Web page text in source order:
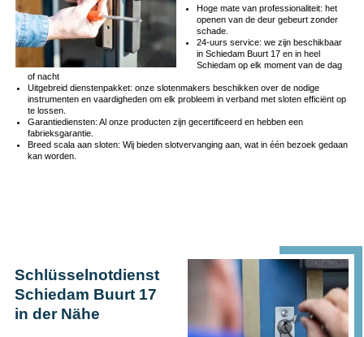
Hoge mate van professionaliteit: het
openen van de deur gebeurt zonder
schade.
24-uurs service: we zijn beschikbaar
in Schiedam Buurt 17 en in heel
Schiedam op elk moment van de dag
of nacht
Uitgebreid dienstenpakket: onze slotenmakers beschikken over de nodige
instrumenten en vaardigheden om elk probleem in verband met sloten efficiënt op
te lossen.
Garantiediensten: Al onze producten zijn gecertificeerd en hebben een
fabrieksgarantie.
Breed scala aan sloten: Wij bieden slotvervanging aan, wat in één bezoek gedaan
kan worden.
Schlüsselnotdienst
Schiedam Buurt 17
in der Nähe